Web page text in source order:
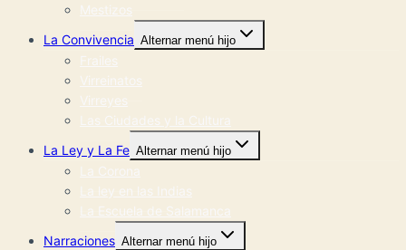
Mestizos
La Convivencia Alternar menú hijo
Frailes
Virreinatos
Virreyes
Las Ciudades y la Cultura
La Ley y La Fe Alternar menú hijo
La Corona
La ley en las Indias
La Escuela de Salamanca
Narraciones Alternar menú hijo